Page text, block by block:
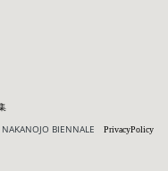
BIENNALE PrivacyPolicy